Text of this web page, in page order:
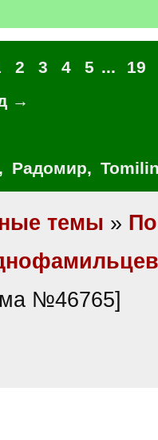
2 3 4 5 ...
19
→
, Радомир,
темы »
№46765]